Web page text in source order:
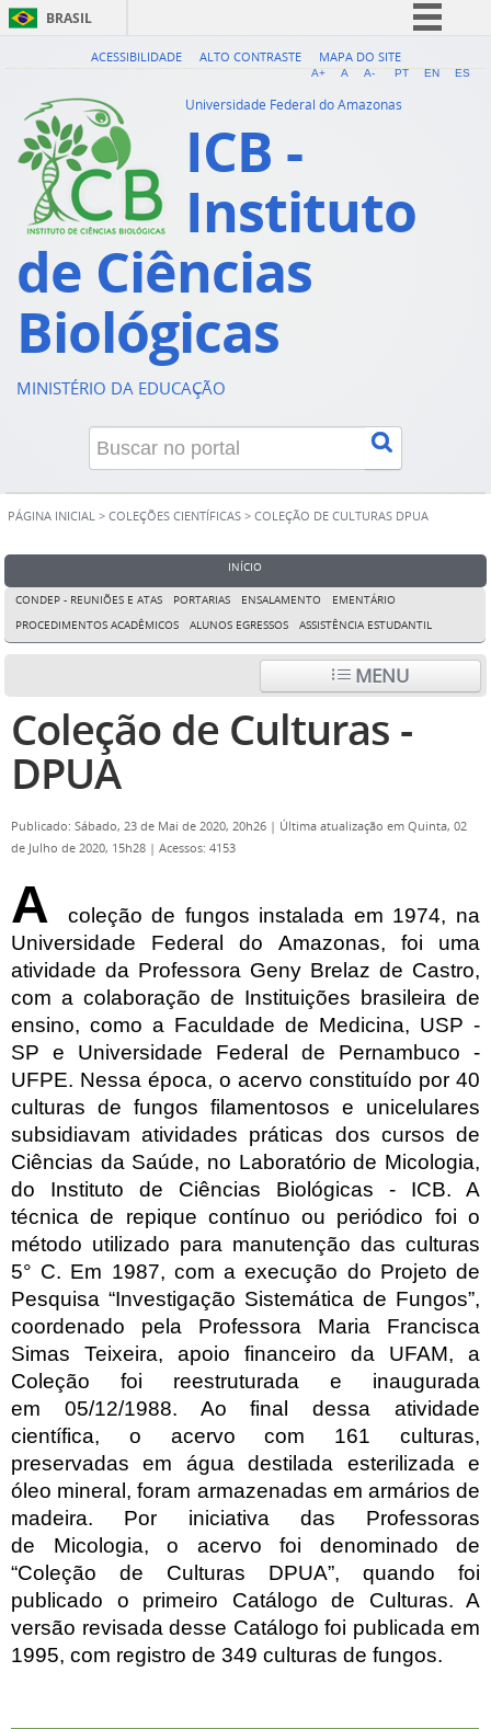
BRASIL
Simplifique!
Acesso à informação
Legislação
Canais
ACESSIBILIDADE ALTO CONTRASTE MAPA DO SITE
A+ A A- PT EN ES
Universidade Federal do Amazonas
ICB -
Instituto
de Ciências
Biológicas
MINISTÉRIO DA EDUCAÇÃO
PÁGINA INICIAL > COLEÇÕES CIENTÍFICAS > COLEÇÃO DE CULTURAS DPUA
INÍCIO
CONDEP - REUNIÕES E ATAS PORTARIAS ENSALAMENTO
EMENTÁRIO
PROCEDIMENTOS ACADÊMICOS
ALUNOS EGRESSOS ASSISTÊNCIA ESTUDANTIL
MENU
Coleção de Culturas -
DPUA
Publicado: Sábado, 23 de Mai de 2020, 20h26 | Última atualização em Quinta, 02
de Julho de 2020, 15h28 | Acessos: 4153
A
coleção de fungos instalada em 1974, na
Universidade Federal do Amazonas, foi uma
atividade da Professora Geny Brelaz de Castro,
com a colaboração de Instituições brasileira de
ensino, como a Faculdade de Medicina, USP -
SP e Universidade Federal de Pernambuco -
UFPE. Nessa época, o acervo constituído por 40
culturas de fungos filamentosos e unicelulares
subsidiavam atividades práticas dos cursos de
Ciências da Saúde, no Laboratório de Micologia,
do Instituto de Ciências Biológicas - ICB. A
técnica de repique contínuo ou periódico foi o
método utilizado para manutenção das culturas
5° C. Em 1987, com aexecução do Projeto de
Pesquisa “Investigação Sistemática de Fungos”,
coordenado pela Professora Maria Francisca
Simas Teixeira, apoio financeiro da UFAM, a
Coleção foi reestruturada e inaugurada
em 05/12/1988. Ao final dessa atividade
científica, o acervo com 161 culturas,
preservadas em água destilada esterilizada e
óleo mineral, foram armazenadas em armários de
madeira. Por iniciativa das Professoras
de Micologia, o acervo foi denominado de
“Coleção de Culturas DPUA”, quando foi
publicado o primeiro Catálogo de Culturas. A
versão revisada desse Catálogo foi publicada em
1995, com registro de 349 culturas de fungos.